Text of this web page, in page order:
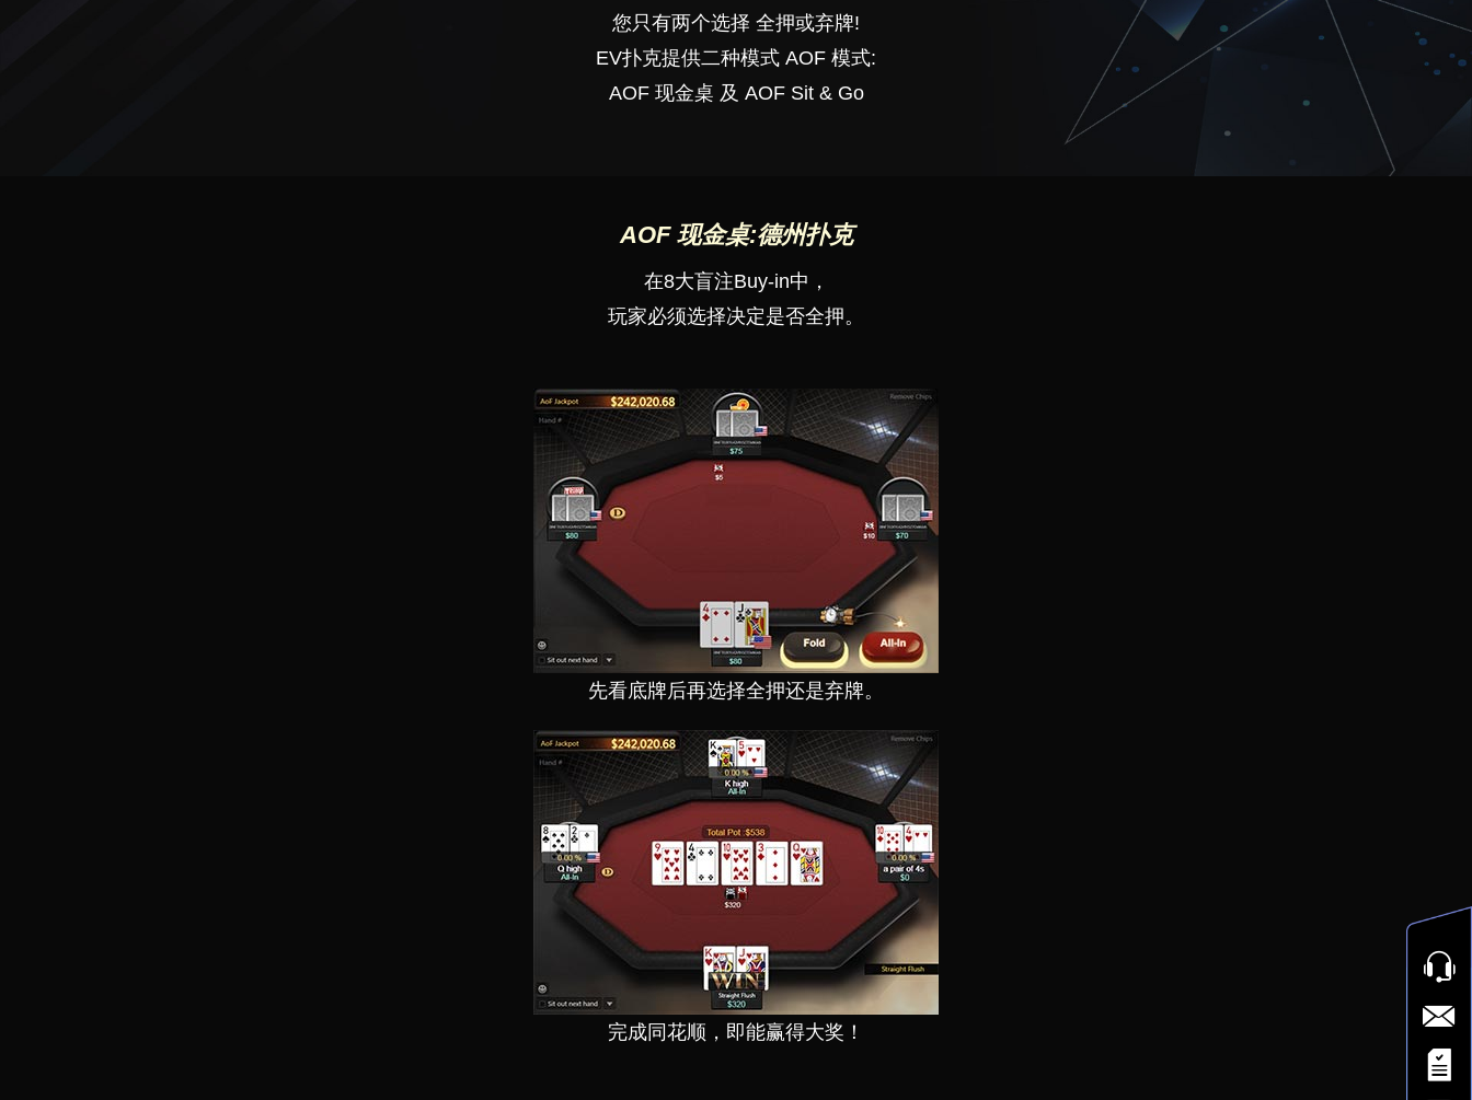
您只有两个选择 全押或弃牌!
EV扑克提供二种模式 AOF 模式:
AOF 现金桌 及 AOF Sit & Go
AOF 现金桌:德州扑克
在8大盲注Buy-in中，
玩家必须选择决定是否全押。
先看底牌后再选择全押还是弃牌。
完成同花顺，即能赢得大奖！